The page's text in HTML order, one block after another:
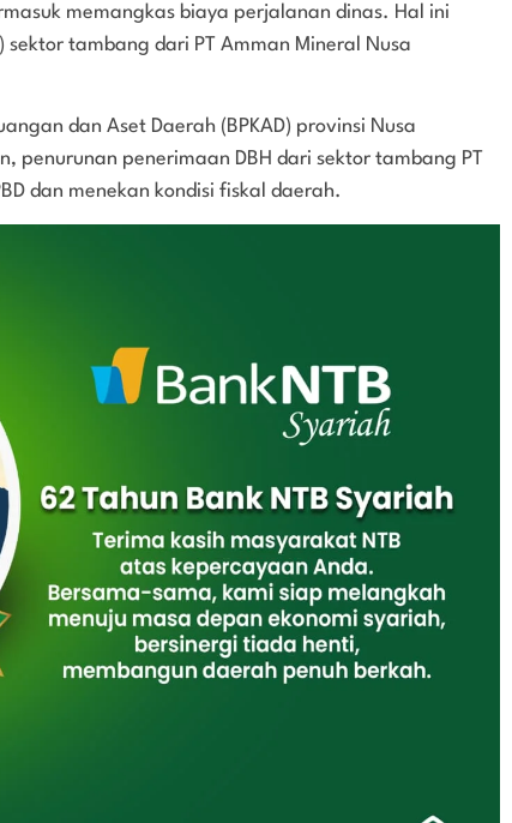
memangkas biaya perjalanan dinas. Hal ini
sektor tambang dari PT Amman Mineral Nusa
dan Aset Daerah (BPKAD) provinsi Nusa
penurunan penerimaan DBH dari sektor tambang PT
dan menekan kondisi fiskal daerah.